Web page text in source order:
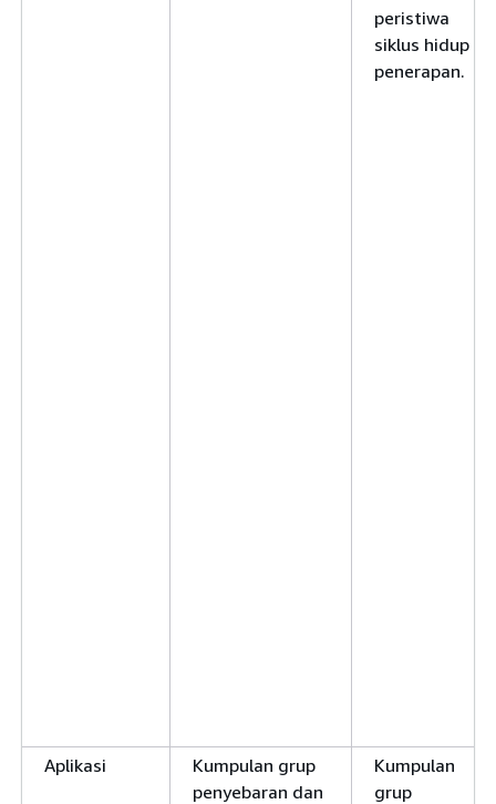
peristiwa
siklus hidup
penerapan.
Aplikasi
Kumpulan grup
penyebaran dan
Kumpulan
grup